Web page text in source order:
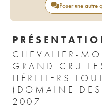
Poser une autre
CHEVALIER-
GRAND CRU
HÉRITIERS
(DOMAINE
2007